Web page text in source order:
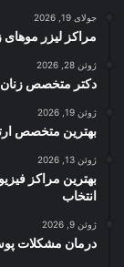
جولای 19, 2026
مراکز لیزر موهای
ژوئن 28, 2026
دکتر متخصص زنان
ژوئن 19, 2026
بهترین متخصص
ژوئن 13, 2026
بهترین مراکز
انتخاب
ژوئن 9, 2026
درمان مشکلات